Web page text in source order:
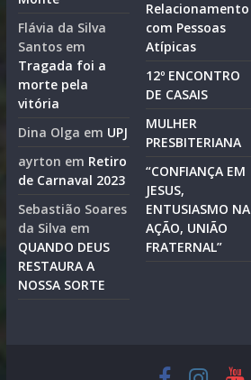
Flávia da Silva
Santosem
Tragada foi a
morte pela
vitória
Dina Olga em UPJ
ayrton em Retiro
de Carnaval 2023
Sebastião Soares
da Silva em
QUANDO DEUS
RESTAURA A
NOSSA SORTE
Relacionamento
com Pessoas
Atípicas
12º ENCONTRO
DE CASAIS
MULHER
PRESBITERIANA
“CONFIANÇA EM
JESUS,
ENTUSIASMO NA
AÇÃO, UNIÃO
FRATERNAL”